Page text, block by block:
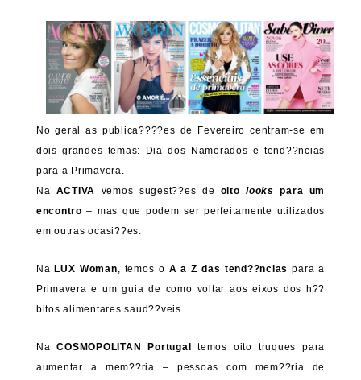
No geral as publica????es de Fevereiro centram-se em
dois grandes temas: Dia dos Namorados e tend??ncias
para a Primavera.
Na ACTIVA vemos sugest??es de oitolooks para um
encontro – mas que podem ser perfeitamente utilizados
em outras ocasi??es.
Na LUX Woman, temos o A a Z das tend??ncias para a
Primavera e um guia de como voltar aos eixos dos h??
bitos alimentares saud??veis.
NaCOSMOPOLITAN Portugal
temos oito truques para
aumentar a mem??ria – pessoas com mem??ria de